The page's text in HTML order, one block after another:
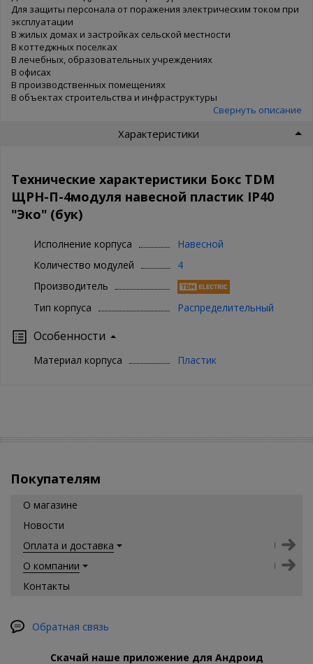
Для защиты персонала от поражения электрическим током при
эксплуатации
В жилых домах и застройках сельской местности
В коттеджных поселках
В лечебных, образовательных учреждениях
В офисах
В производственных помещениях
В объектах строительства и инфраструктуры
Свернуть описание
Характеристики
Технические характеристики Бокс TDM
ЩРН-П-4модуля навесной пластик IP40
"Эко" (бук)
Исполнение корпуса
Навесной
Количество модулей
4
Производитель
Тип корпуса
Распределительный
Особенности
Материал корпуса Пластик
Покупателям
О магазине
Новости
Оплата и доставка
О компании
Контакты
Обратная связь
Скачай наше приложение для Андроид